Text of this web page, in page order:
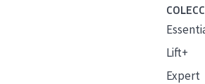
Lift+
Expert